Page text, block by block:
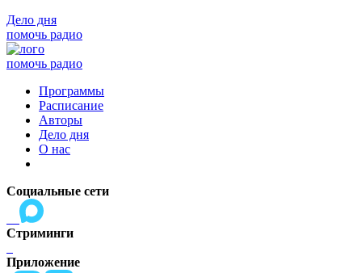
Дело дня
помочь радио
помочь радио
Программы
Расписание
Авторы
Дело дня
О нас
Социальные сети
Стриминги
Приложение